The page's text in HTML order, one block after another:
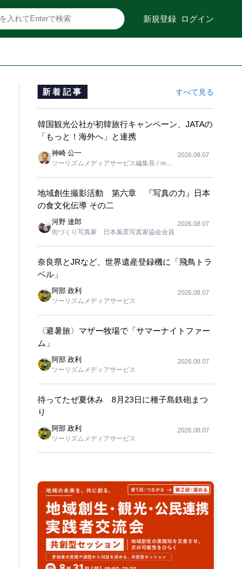
新規登録 ログイン
新着記事 すべて見る
韓国観光公社が初韓旅行キャンペーン、JATAの
「もっと！海外へ」と連携
神崎 公一
ツーリズムメディアサービス編集長 / ㈱ツ
2026.08.07
地域創生撮影活動 第六章 『写真の力』日本
の食文化伝導 その二
河野 達郎
街づくり写真家 日本風景写真家協会会員
2026.08.07
奈良県とJRなど、世界遺産登録機に「飛鳥トラ
ベル」
阿部 政利
ツーリズムメディアサービス
2026.08.07
〈避暑旅〉マザー牧場で「サマーナイトファー
ム」
阿部 政利
ツーリズムメディアサービス
2026.08.07
待ってたぜ夏休み 8月23日に種子島鉄砲まつ
り
阿部 政利
ツーリズムメディアサービス
2026.08.07